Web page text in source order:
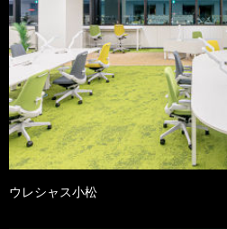
ウレシャス小松